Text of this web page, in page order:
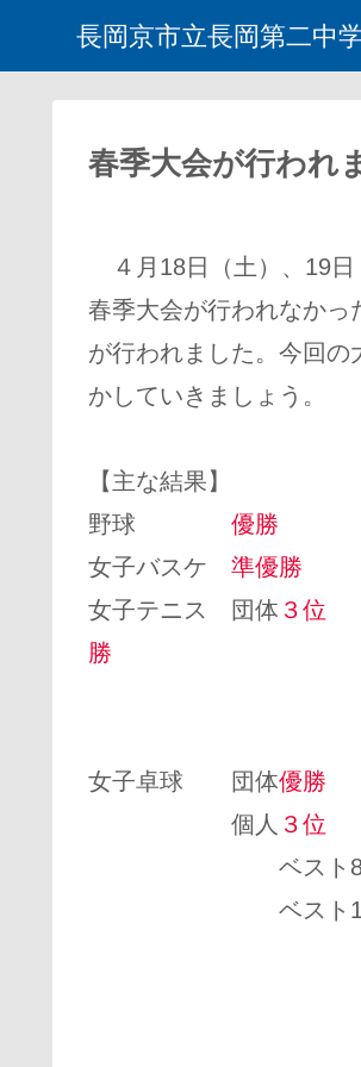
長岡京市立長岡第二中
春季大会が行われ
４月18日（土）、19日
春季大会が行われなかっ
が行われました。今回
かしていきましょう。
【主な結果】
野球 優勝 サ
女子バスケ 準優勝
女子テニス 団体 ３位
勝
女子卓球 団体優勝
個人 ３位
ベスト
ベスト